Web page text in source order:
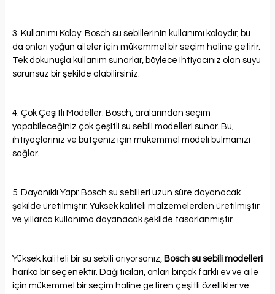
3. Kullanımı Kolay: Bosch su sebillerinin kullanımı kolaydır, bu
da onları yoğun aileler için mükemmel bir seçim haline getirir.
Tek dokunuşla kullanım sunarlar, böylece ihtiyacınız olan suyu
sorunsuz bir şekilde alabilirsiniz.
4. Çok Çeşitli Modeller: Bosch, aralarından seçim
yapabileceğiniz çok çeşitli su sebili modelleri sunar. Bu,
ihtiyaçlarınız ve bütçeniz için mükemmel modeli bulmanızı
sağlar.
5. Dayanıklı Yapı: Bosch su sebilleri uzun süre dayanacak
şekilde üretilmiştir. Yüksek kaliteli malzemelerden üretilmiştir
ve yıllarca kullanıma dayanacak şekilde tasarlanmıştır.
Yüksek kaliteli bir su sebili arıyorsanız, Bosch su sebili modelleri
harika bir seçenektir. Dağıtıcıları, onları birçok farklı ev ve aile
için mükemmel bir seçim haline getiren çeşitli özellikler ve